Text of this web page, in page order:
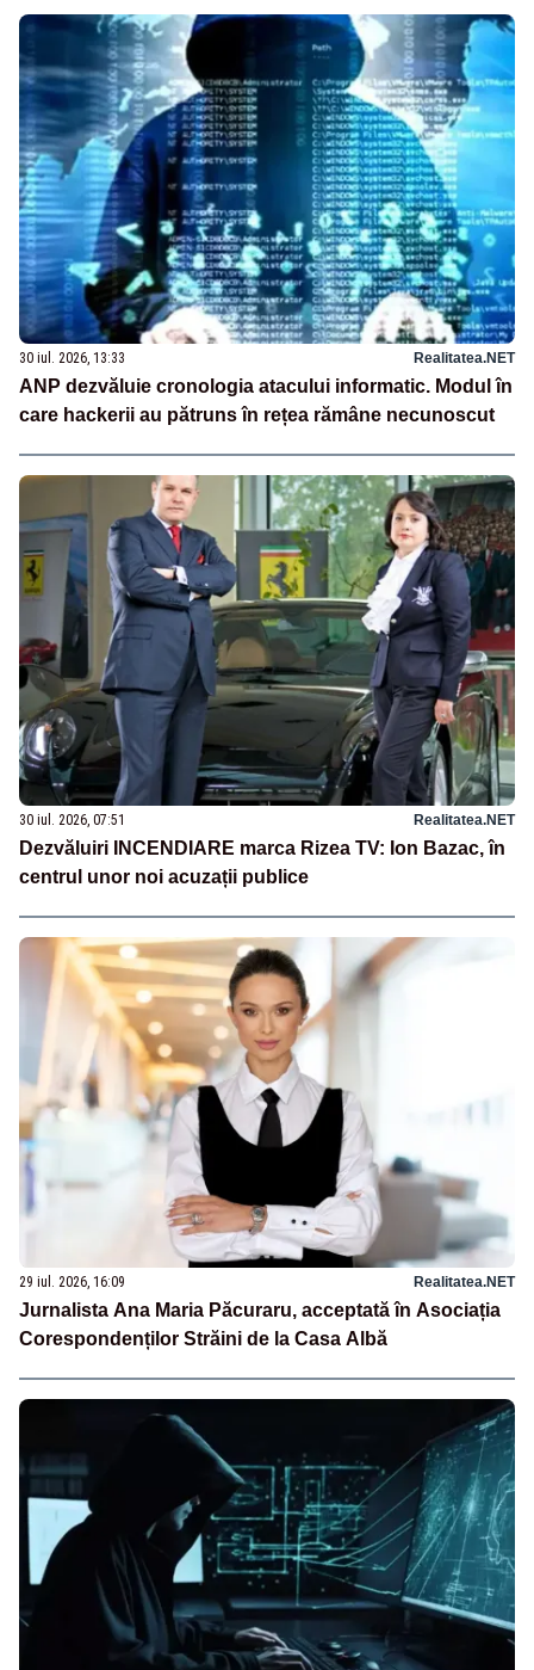
30 iul. 2026, 13:33 Realitatea.NET
ANP dezvăluie cronologia atacului informatic. Modul în
care hackerii au pătruns în rețea rămâne necunoscut
30 iul. 2026, 07:51 Realitatea.NET
Dezvăluiri INCENDIARE marca Rizea TV: Ion Bazac, în
centrul unor noi acuzații publice
29 iul. 2026, 16:09 Realitatea.NET
Jurnalista Ana Maria Păcuraru, acceptată în Asociația
Corespondenților Străini de la Casa Albă